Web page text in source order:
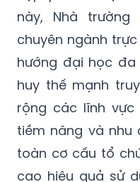
này, Nhà
chuyên ngành
hướng đại học đa
huy thế mạnh
rộng các lĩnh
tiềm năng và nhu
toàn cơ cấu tổ
cao hiệu quả sử